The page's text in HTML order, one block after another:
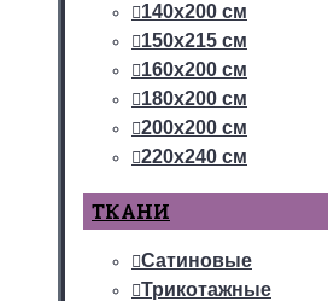
140х200 см
150х215 см
160х200 см
180х200 см
200х200 см
220х240 см
ТКАНИ
Сатиновые
Трикотажные